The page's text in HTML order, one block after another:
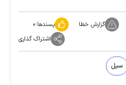
گزارش خطا پسندها:۰
اشتراک گذاری
سیل